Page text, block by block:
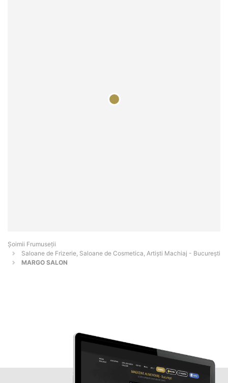
Șoimii Frumuseții
Saloane de Frizerie, Saloane de Cosmetica, Artiști Machiaj - Bucureşti
MARGO SALON